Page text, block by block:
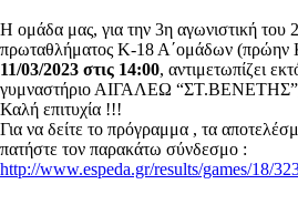
Η ομάδα μας, για την 3η αγωνιστική του
πρωταθλήματος Κ-18 Α΄ομάδων (πρώην
11/03/2023 στις 14:00, αντιμετωπίζει
γυμναστήριο ΑΙΓΑΛΕΩ
Καλή επιτυχία !!!
Για να δείτε το πρόγραμμα , τα
πατήστε τον παρακάτω σύνδεσμο :
http://www.espeda.gr/results/games/18/